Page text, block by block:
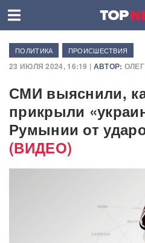
ПОЛИТИКА ПРОИСШЕСТВИЯ
23 ИЮЛЯ 2024, 16:19 | АВТОР:
СМИ выяснили,
прикрыли
Румынии от
(ВИДЕО)